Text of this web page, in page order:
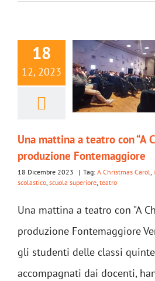
18
12, 2023
Una mattina a teatro con “A
produzione Fontemaggiore
18 Dicembre 2023 | Tag: A Christmas Carol
scolastico scuola superiore teatro
Una mattina a teatro con "A
produzione Fontemaggiore
gli studenti delle classi
accompagnati dai docenti,